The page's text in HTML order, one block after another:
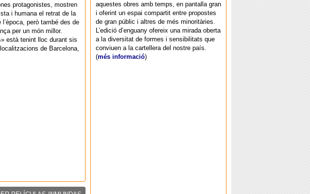
aquestes obres amb temps, en pantalla gran
i oferint un espai compartit entre propostes
de gran públic i altres de més minoritàries.
L’edició d’enguany ofereix una mirada oberta
a la diversitat de formes i sensibilitats que
conviuen a la cartellera del nostre país.
(més informació)
protagonistes, mostren
i humana el retrat de la
però també des de
per un món millor.
està tenint lloc durant sis
de Barcelona,